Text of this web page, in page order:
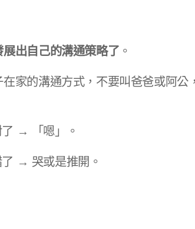
展出自己的溝通策略了 。​
家的溝通方式， 不要叫爸爸或阿公
→ 「嗯」。​
→ 哭或是推開。​​